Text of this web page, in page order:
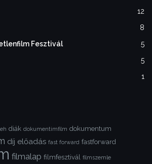
12
8
Fesztivál
5
5
1
diák dokumentimfilm dokumentum
díj előadás fast forward fastforward
filmalap filmfesztivál filmszemle